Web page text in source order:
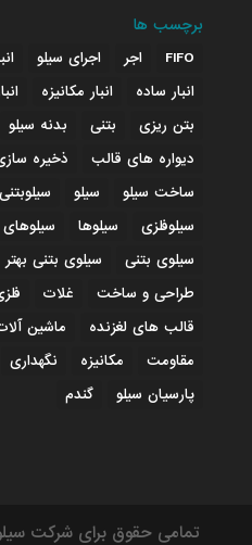
برچسب ها
FIFO اجر اجرای سیلو
انبار ساده
انبار مکانیزه
بتن ریزی
بتنی بدنه سیلو
دیواره های قالب
ذخیره
ساخت سیلو
سیلو سیلوبتنی
سیلوفلزی
سیلوها سیلوهای
سیلوی بتنی
سیلوی بتنی
طراحی و ساخت
غلات
قالب های لغزنده
ماشین
مقاومت
مکانیزه نگهداری
پارسیان سیلو
گندم
تمامی حقوق برای شرکت